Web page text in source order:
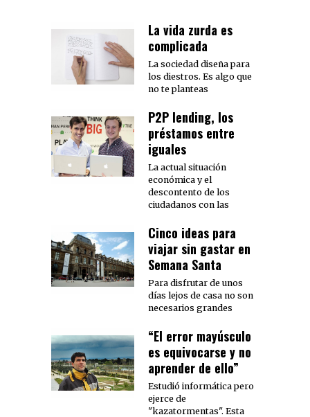
La vida zurda es
complicada
La sociedad diseña para
los diestros. Es algo que
no te planteas
P2P lending, los
préstamos entre
iguales
La actual situación
económica y el
descontento de los
ciudadanos con las
Cinco ideas para
viajar sin gastar en
Semana Santa
Para disfrutar de unos
días lejos de casa no son
necesarios grandes
“El error mayúsculo
es equivocarse y no
aprender de ello”
Estudió informática pero
ejerce de
"kazatormentas". Esta